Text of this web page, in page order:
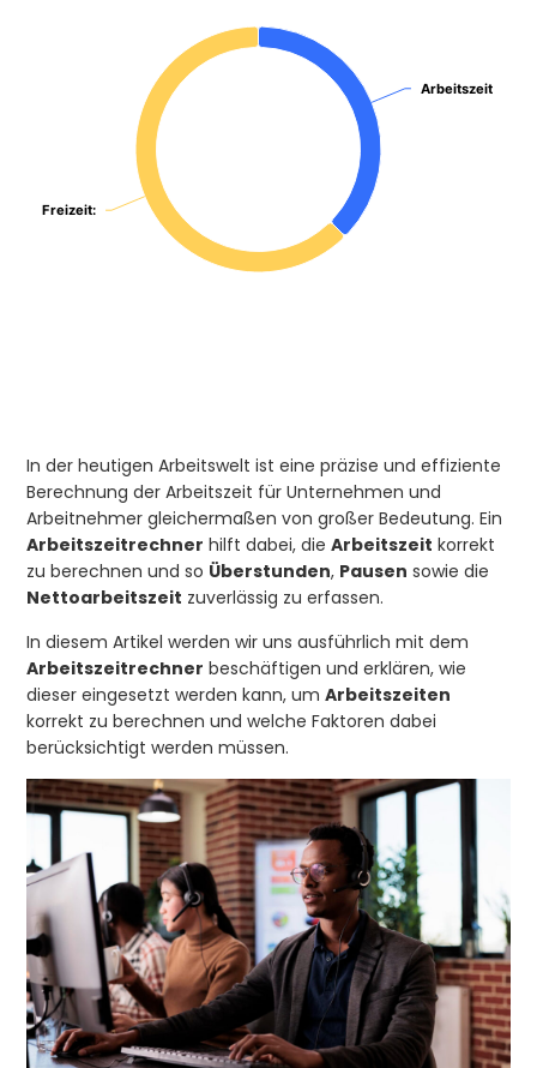
Arbeitszeit
Arbeitszeit
Freizeit:
Freizeit:
In der heutigen Arbeitswelt ist eine präzise und effiziente
Berechnung der Arbeitszeit für Unternehmen und
Arbeitnehmer gleichermaßen von großer Bedeutung. Ein
Arbeitszeitrechner hilft dabei, dieArbeitszeit korrekt
zu berechnen und so Überstunden, Pausen sowie die
Nettoarbeitszeit zuverlässig zu erfassen.
In diesem Artikel werden wir uns ausführlich mit dem
Arbeitszeitrechner beschäftigen und erklären, wie
dieser eingesetzt werden kann, umArbeitszeiten
korrekt zu berechnen und welche Faktoren dabei
berücksichtigt werden müssen.